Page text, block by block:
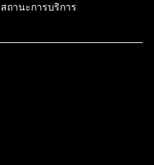
สถานะการบริการ